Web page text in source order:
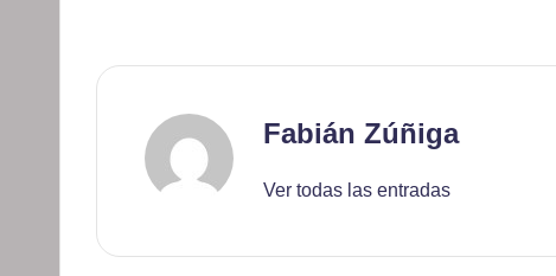
Fabián Zúñiga
Ver todas las entradas